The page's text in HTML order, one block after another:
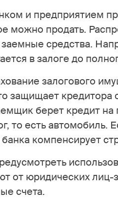
и предприятием
можно продать.
средства.
в залоге до
залогового
защищает
берет кредит на
то есть
компенсирует
от юридических
счета.